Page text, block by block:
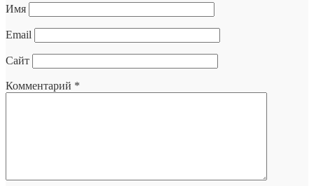
Имя
Email
Сайт
Комментарий *